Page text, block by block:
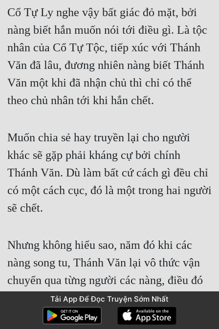
Cổ Tự Ly nghe vậy bất giác đỏ mặt, bởi
nàng biết hắn muốn nói tới điều gì. Là tộc
nhân của Cổ Tự Tộc, tiếp xúc với Thánh
Văn đã lâu, đương nhiên nàng biết Thánh
Văn một khi đã nhận chủ thì chỉ có thể
theo chủ nhân tới khi hắn chết.
Muốn chia sẻ hay truyền lại cho người
khác sẽ gặp phải kháng cự bởi chính
Thánh Văn. Dù làm bất cứ cách gì đều chỉ
có một cách cục, đó là một trong hai người
sẽ chết.
Nhưng không hiểu sao, năm đó khi các
nàng song tu, Thánh Văn lại vô thức vận
chuyển qua từng người các nàng, điều đó
cũng vô thức làm Cổ Tự Tộc mạnh lên
từng chút một.
Tải App Để Đọc Truyện Sớm Nhất